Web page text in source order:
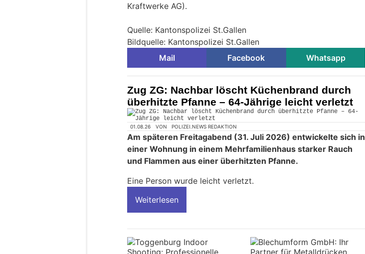
Kraftwerke AG).
Quelle: Kantonspolizei St.Gallen
Bildquelle: Kantonspolizei St.Gallen
Mail
Facebook Whatsapp
Zug ZG: Nachbar löscht Küchenbrand durch
überhitzte Pfanne – 64-Jährige leicht verletzt
01.08.26 VON POLIZEI.NEWS REDAKTION
Am späteren Freitagabend (31. Juli 2026) entwickelte sich in
einer Wohnung in einem Mehrfamilienhaus starker Rauch
und Flammen aus einer überhitzten Pfanne.
Eine Person wurde leicht verletzt.
Weiterlesen